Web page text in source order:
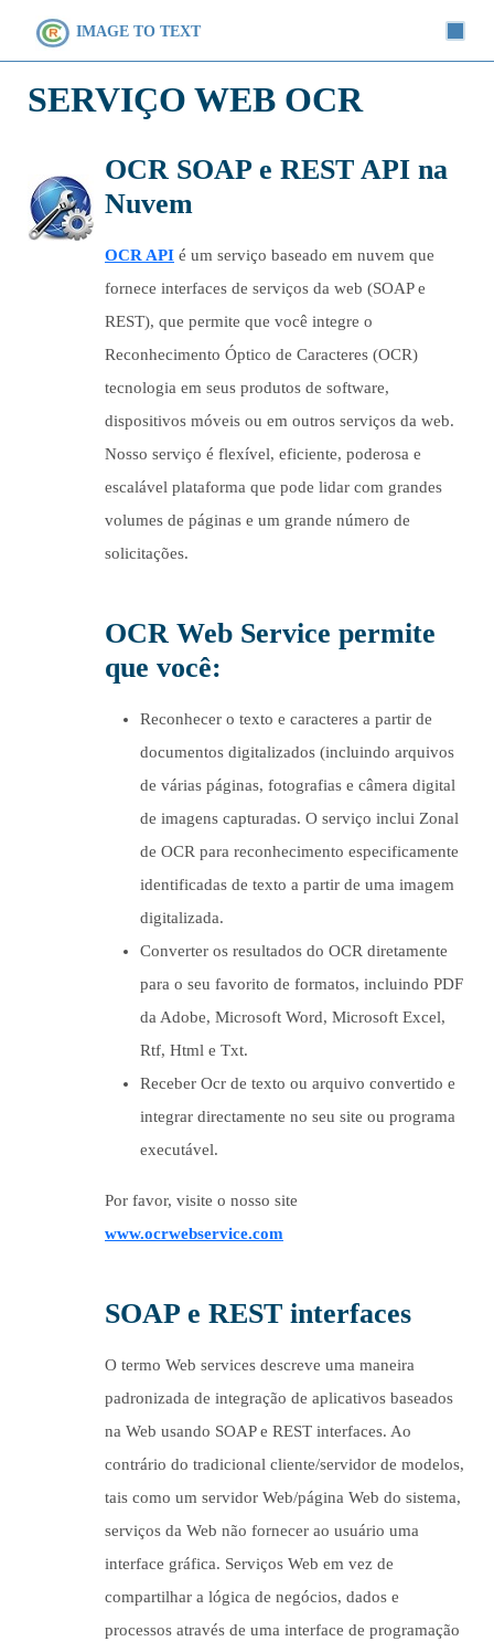
IMAGE TO TEXT
SERVIÇO WEB OCR
OCR SOAP e REST API na
Nuvem
OCR API é um serviço baseado em nuvem que
fornece interfaces de serviços da web (SOAP e
REST), que permite que você integre o
Reconhecimento Óptico de Caracteres (OCR)
tecnologia em seus produtos de software,
dispositivos móveis ou em outros serviços da web.
Nosso serviço é flexível, eficiente, poderosa e
escalável plataforma que pode lidar com grandes
volumes de páginas e um grande número de
solicitações.
OCR Web Service permite
que você:
Reconhecer o texto e caracteres a partir de
documentos digitalizados (incluindo arquivos
de várias páginas, fotografias e câmera digital
de imagens capturadas. O serviço inclui Zonal
de OCR para reconhecimento especificamente
identificadas de texto a partir de uma imagem
digitalizada.
Converter os resultados do OCR diretamente
para o seu favorito de formatos, incluindo PDF
da Adobe, Microsoft Word, Microsoft Excel,
Rtf, Html e Txt.
Receber Ocr de texto ou arquivo convertido e
integrar directamente no seu site ou programa
executável.
Por favor, visite o nosso site
www.ocrwebservice.com
SOAP e REST interfaces
O termo Web services descreve uma maneira
padronizada de integração de aplicativos baseados
na Web usando SOAP e REST interfaces. Ao
contrário do tradicional cliente/servidor de modelos,
tais como um servidor Web/página Web do sistema,
serviços da Web não fornecer ao usuário uma
interface gráfica. Serviços Web em vez de
compartilhar a lógica de negócios, dados e
processos através de uma interface de programação